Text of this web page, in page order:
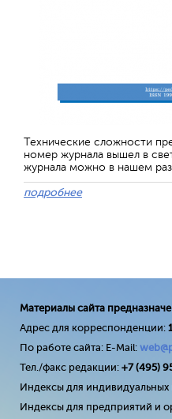
Технические сложности
номер журнала вышел в
журнала можно в нашем
подробнее
Материалы сайта
Адрес для корреспонденции:
По работе сайта: E-Mail:
Тел./факс редакции: +7 (495)
Индексы для
Индексы для предприятий и